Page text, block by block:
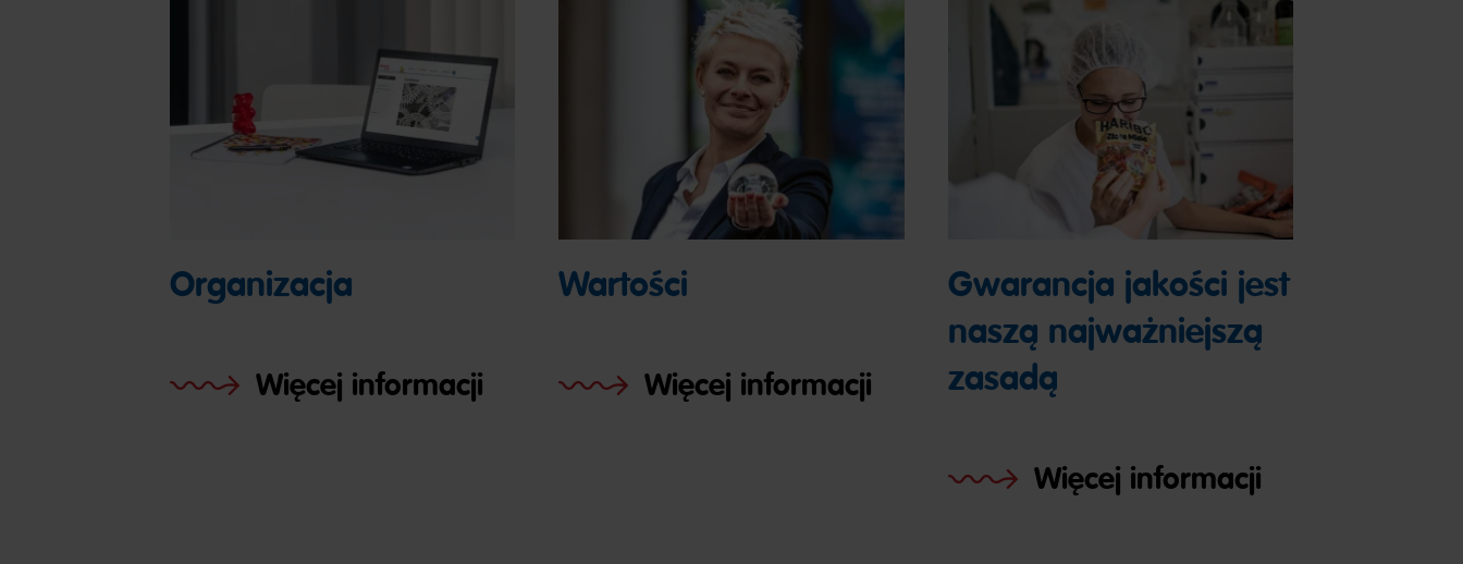
Organizacja
Więcej informacji
Wartości
Więcej informacji
Gwarancja jakości jest
naszą najważniejszą
zasadą
Więcej informacji